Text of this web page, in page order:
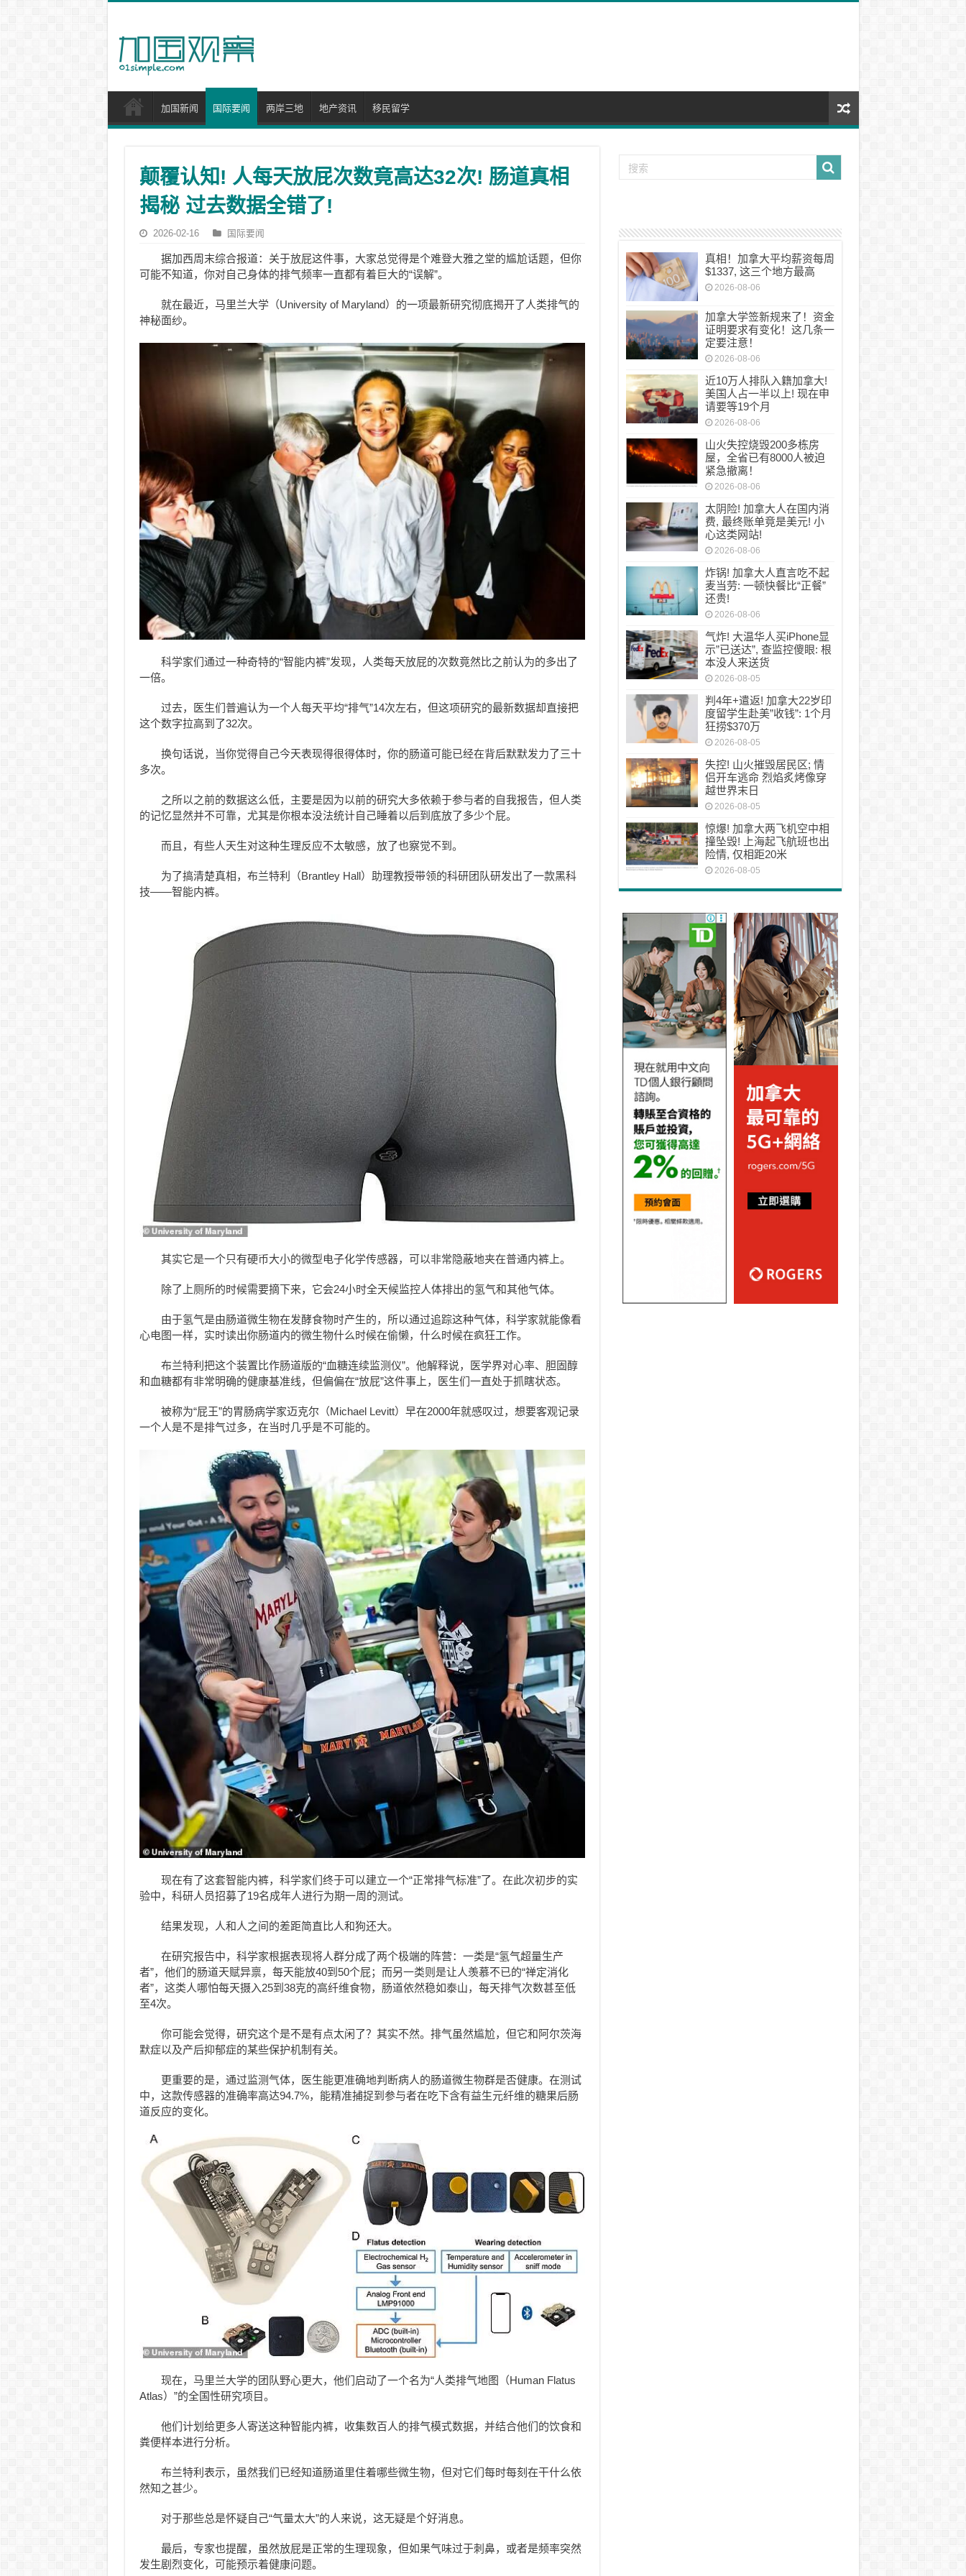
加国新闻 国际要闻 两岸三地 地产资讯 移民留学
颠覆认知! 人每天放屁次数竟高达32次! 肠道真相
揭秘 过去数据全错了!
2026-02-16 国际要闻
据加西周末综合报道：关于放屁这件事，大家总觉得是个难登大雅之堂的尴尬话题，但你
可能不知道，你对自己身体的排气频率一直都有着巨大的“误解”。
就在最近，马里兰大学（University of Maryland）的一项最新研究彻底揭开了人类排气的
神秘面纱。
科学家们通过一种奇特的“智能内裤”发现，人类每天放屁的次数竟然比之前认为的多出了
一倍。
过去，医生们普遍认为一个人每天平均“排气”14次左右，但这项研究的最新数据却直接把
这个数字拉高到了32次。
换句话说，当你觉得自己今天表现得很得体时，你的肠道可能已经在背后默默发力了三十
多次。
之所以之前的数据这么低，主要是因为以前的研究大多依赖于参与者的自我报告，但人类
的记忆显然并不可靠，尤其是你根本没法统计自己睡着以后到底放了多少个屁。
而且，有些人天生对这种生理反应不太敏感，放了也察觉不到。
为了搞清楚真相，布兰特利（Brantley Hall）助理教授带领的科研团队研发出了一款黑科
技——智能内裤。
其实它是一个只有硬币大小的微型电子化学传感器，可以非常隐蔽地夹在普通内裤上。
除了上厕所的时候需要摘下来，它会24小时全天候监控人体排出的氢气和其他气体。
由于氢气是由肠道微生物在发酵食物时产生的，所以通过追踪这种气体，科学家就能像看
心电图一样，实时读出你肠道内的微生物什么时候在偷懒，什么时候在疯狂工作。
布兰特利把这个装置比作肠道版的“血糖连续监测仪”。他解释说，医学界对心率、胆固醇
和血糖都有非常明确的健康基准线，但偏偏在“放屁”这件事上，医生们一直处于抓瞎状态。
被称为“屁王”的胃肠病学家迈克尔（Michael Levitt）早在2000年就感叹过，想要客观记录
一个人是不是排气过多，在当时几乎是不可能的。
现在有了这套智能内裤，科学家们终于可以建立一个“正常排气标准”了。在此次初步的实
验中，科研人员招募了19名成年人进行为期一周的测试。
结果发现，人和人之间的差距简直比人和狗还大。
在研究报告中，科学家根据表现将人群分成了两个极端的阵营：一类是“氢气超量生产
者”，他们的肠道天赋异禀，每天能放40到50个屁；而另一类则是让人羡慕不已的“禅定消化
者”，这类人哪怕每天摄入25到38克的高纤维食物，肠道依然稳如泰山，每天排气次数甚至低
至4次。
你可能会觉得，研究这个是不是有点太闲了？其实不然。排气虽然尴尬，但它和阿尔茨海
默症以及产后抑郁症的某些保护机制有关。
更重要的是，通过监测气体，医生能更准确地判断病人的肠道微生物群是否健康。在测试
中，这款传感器的准确率高达94.7%，能精准捕捉到参与者在吃下含有益生元纤维的糖果后肠
道反应的变化。
现在，马里兰大学的团队野心更大，他们启动了一个名为“人类排气地图（Human Flatus
Atlas）”的全国性研究项目。
他们计划给更多人寄送这种智能内裤，收集数百人的排气模式数据，并结合他们的饮食和
粪便样本进行分析。
布兰特利表示，虽然我们已经知道肠道里住着哪些微生物，但对它们每时每刻在干什么依
然知之甚少。
对于那些总是怀疑自己“气量太大”的人来说，这无疑是个好消息。
最后，专家也提醒，虽然放屁是正常的生理现象，但如果气味过于刺鼻，或者是频率突然
发生剧烈变化，可能预示着健康问题。
真相！加拿大平均薪资每周
$1337, 这三个地方最高
2026-08-06
加拿大学签新规来了！资金
证明要求有变化！这几条一
定要注意！
2026-08-06
近10万人排队入籍加拿大!
美国人占一半以上! 现在申
请要等19个月
2026-08-06
山火失控烧毁200多栋房
屋，全省已有8000人被迫
紧急撤离！
2026-08-06
太阴险! 加拿大人在国内消
费, 最终账单竟是美元! 小
心这类网站!
2026-08-06
炸锅! 加拿大人直言吃不起
麦当劳: 一顿快餐比“正餐”
还贵!
2026-08-06
气炸! 大温华人买iPhone显
示”已送达”, 查监控傻眼: 根
本没人来送货
2026-08-05
判4年+遣返! 加拿大22岁印
度留学生赴美”收钱”: 1个月
狂捞$370万
2026-08-05
失控! 山火摧毁居民区; 情
侣开车逃命 烈焰炙烤像穿
越世界末日
2026-08-05
惊爆! 加拿大两飞机空中相
撞坠毁! 上海起飞航班也出
险情, 仅相距20米
2026-08-05